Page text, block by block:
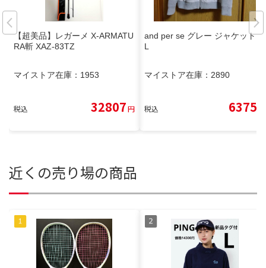
【超美品】レガーメ X-ARMATU
RA斬 XAZ-83TZ
マイストア在庫： 1953
税込 32807円
and per se グレー ジャケット L
L
マイストア在庫： 2890
税込 6375
近くの売り場の商品